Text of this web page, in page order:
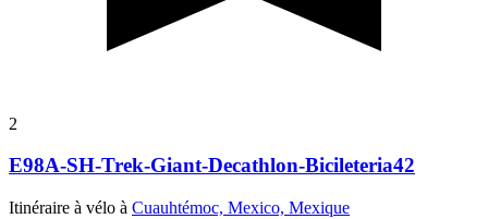
2
E98A-SH-Trek-Giant-Decathlon-Bicileteria42
Itinéraire à vélo à Cuauhtémoc, Mexico, Mexique